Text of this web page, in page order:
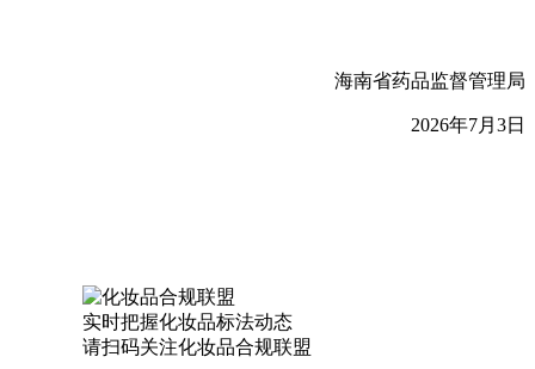
海南省药品监督管理局
2026年7月3日
实时把握化妆品标法动态
请扫码关注化妆品合规联盟